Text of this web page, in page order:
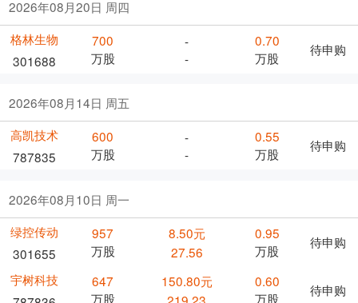
2026年08月20日 周四
格林生物
301688
700
万股
-
-
0.70
万股
待申购
2026年08月14日 周五
高凯技术
787835
600
万股
-
-
0.55
万股
待申购
2026年08月10日 周一
绿控传动
301655
957
万股
8.50元
27.56
0.95
万股
待申购
宇树科技
647
万股
150.80元
219.23
0.60
万股
待申购